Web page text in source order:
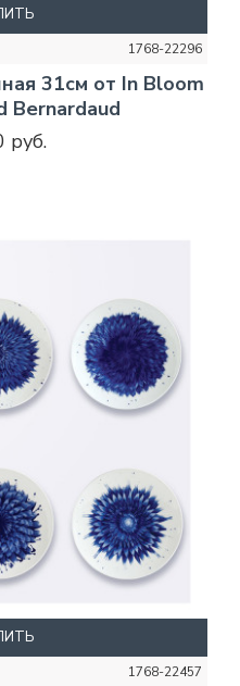
1768-22296
31см от In Bloom
Bernardaud
руб.
1768-22457